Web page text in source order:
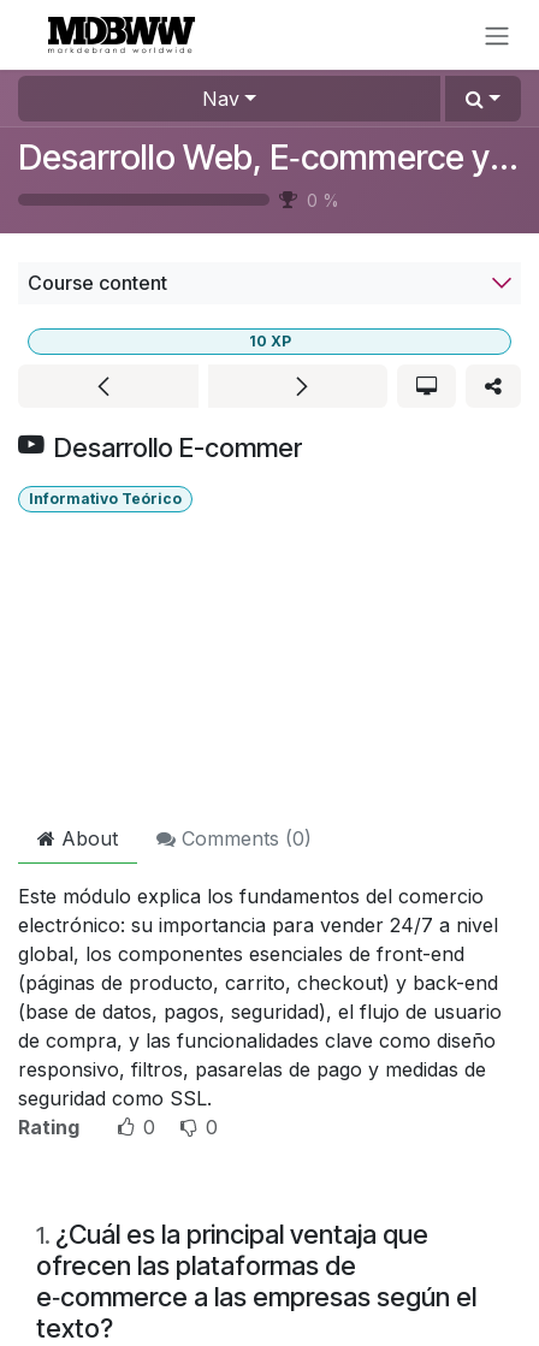
Skip to Content
Nav
Desarrollo Web, E‑commerce y Optimización SEO
0 %
Course content
Desarrollo E-commer
10 XP
Informativo Teórico
About Comments (0)
Este módulo explica los fundamentos del comercio
electrónico: su importancia para vender 24/7 a nivel
global, los componentes esenciales de front-end
(páginas de producto, carrito, checkout) y back-end
(base de datos, pagos, seguridad), el flujo de usuario
de compra, y las funcionalidades clave como diseño
responsivo, filtros, pasarelas de pago y medidas de
seguridad como SSL.
Rating
0 0
1. ¿Cuál es la principal ventaja que
ofrecen las plataformas de
e‑commerce a las empresas según el
texto?